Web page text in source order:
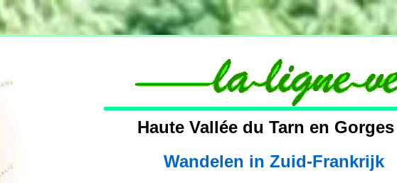
Haute Vallée du Tarn en
Wandelen in Zuid-Frankrijk